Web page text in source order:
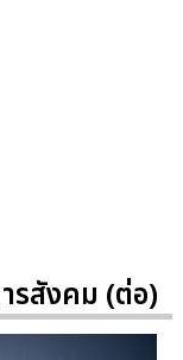
รสังคม (ต่อ)